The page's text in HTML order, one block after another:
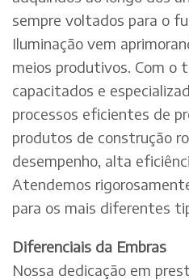
sempre voltados para o
Iluminação vem
meios produtivos. Com o
capacitados e
processos eficientes de
produtos de construção
desempenho, alta
Atendemos
para os mais diferentes
Diferenciais da Embras
Nossa dedicação em